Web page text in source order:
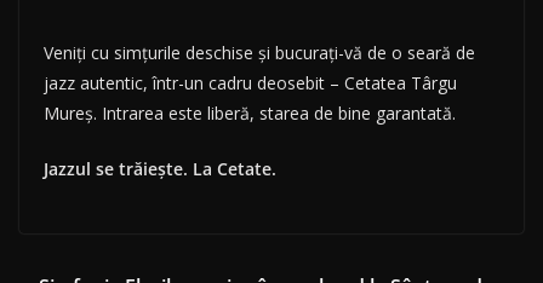
Veniți cu simțurile deschise și bucurați-vă de o seară de
jazz autentic, într-un cadru deosebit – Cetatea Târgu
Mureș. Intrarea este liberă, starea de bine garantată.
Jazzul se trăiește. La Cetate.